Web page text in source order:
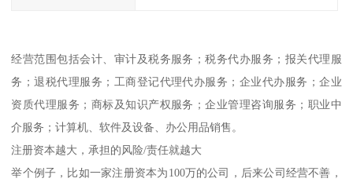
经营范围包括会计、审计及税务服务；税务代办服务；报关代理服
务；退税代理服务；工商登记代理代办服务；企业代办服务；企业
资质代理服务；商标及知识产权服务；企业管理咨询服务；职业中
介服务；计算机、软件及设备、办公用品销售。
注册资本越大，承担的风险/责任就越大
举个例子，比如一家注册资本为100万的公司，后来公司经营不善，